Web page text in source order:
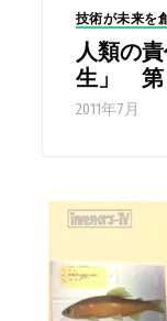
技術が未来を
人類の
生」 第
2011年7月